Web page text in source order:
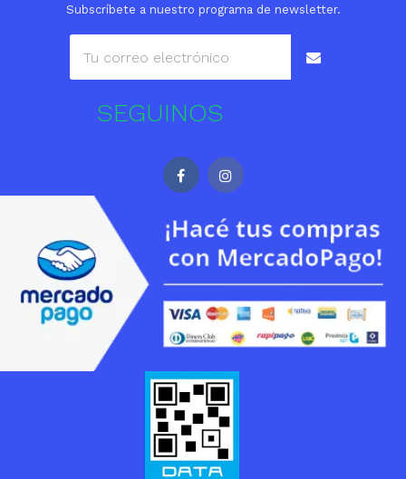
Subscríbete a nuestro programa de newsletter.
SEGUINOS